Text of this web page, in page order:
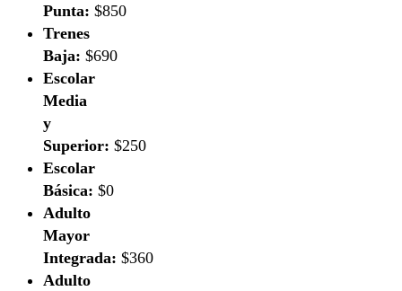
Punta: $850
Trenes
Baja: $690
Escolar
Media
y
Superior: $250
Escolar
Básica: $0
Adulto
Mayor
Integrada: $360
Adulto